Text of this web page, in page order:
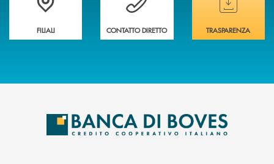
FILIALI CONTATTO DIRETTO TRASPARENZA